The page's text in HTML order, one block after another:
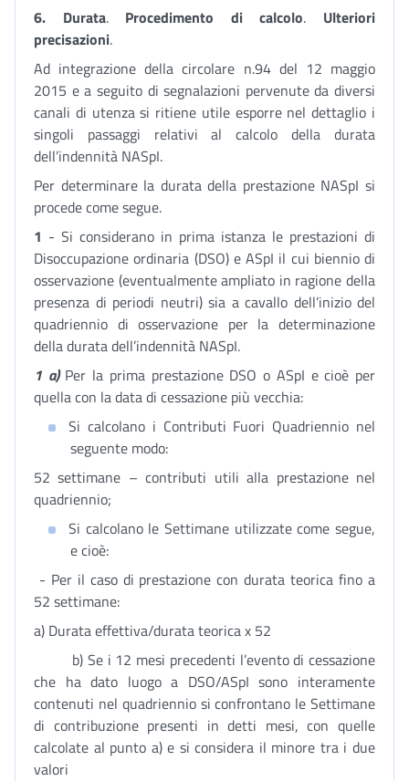
6.
Durata. Procedimento di calcolo. Ulteriori
precisazioni.
Ad integrazione della circolare n.94 del 12 maggio
2015 e a seguito di segnalazioni pervenute da diversi
canali di utenza si ritiene utile esporre nel dettaglio i
singoli passaggi relativi al calcolo della durata
dell’indennità NASpI.
Per determinare la durata della prestazione NASpI si
procede come segue.
1 - Si considerano in prima istanza le prestazioni di
Disoccupazione ordinaria (DSO) e ASpI il cui biennio di
osservazione (eventualmente ampliato in ragione della
presenza di periodi neutri) sia a cavallo dell’inizio del
quadriennio di osservazione per la determinazione
della durata dell’indennità NASpI.
1 a)Per la prima prestazione DSO o ASpI e cioè per
quella con la data di cessazione più vecchia:
Si calcolano i Contributi Fuori Quadriennio nel
seguente modo:
52 settimane – contributi utili alla prestazione nel
quadriennio;
Si calcolano le Settimane utilizzate come segue,
e cioè:
- Per il caso di prestazione con durata teorica fino a
52 settimane:
a) Durata effettiva/durata teorica x 52
b) Se i 12 mesi precedenti l’evento di cessazione
che ha dato luogo a DSO/ASpI sono interamente
contenuti nel quadriennio si confrontano le Settimane
di contribuzione presenti in detti mesi, con quelle
calcolate al punto a) e si considera il minore tra i due
valori